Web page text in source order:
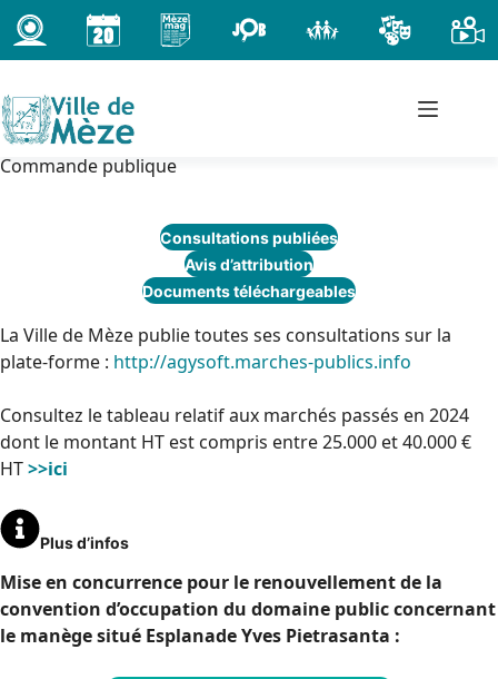
Passer
au
contenu
Commande publique
Consultations publiées
Avis d’attribution
Documents téléchargeables
La Ville de Mèze publie toutes ses consultations sur la
plate-forme : http://agysoft.marches-publics.info
Consultez le tableau relatif aux marchés passés en 2024
dont le montant HT est compris entre 25.000 et 40.000 €
HT>>ici
Plus d’infos
Mise en concurrence pour le renouvellement de la
convention d’occupation du domaine public concernant
le manège situé Esplanade Yves Pietrasanta :